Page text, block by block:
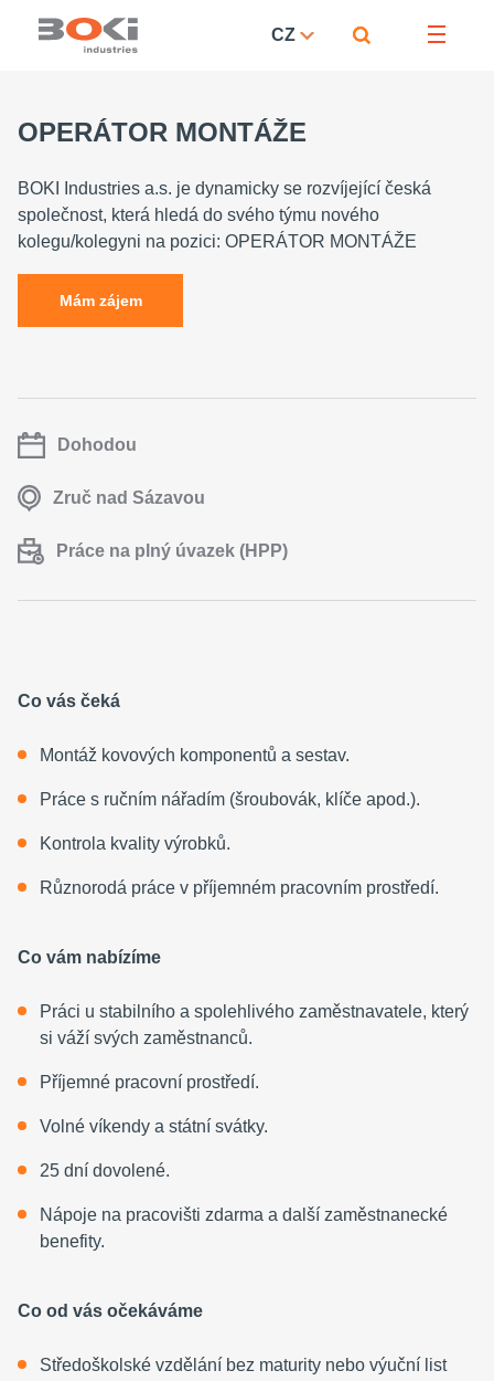
CZ
OPERÁTOR MONTÁŽE
BOKI Industries a.s. je dynamicky se rozvíjející česká
společnost, která hledá do svého týmu nového
kolegu/kolegyni na pozici: OPERÁTOR MONTÁŽE
Mám zájem
Dohodou
Zruč nad Sázavou
Práce na plný úvazek (HPP)
Co vás čeká
Montáž kovových komponentů a sestav.
Práce s ručním nářadím (šroubovák, klíče apod.).
Kontrola kvality výrobků.
Různorodá práce v příjemném pracovním prostředí.
Co vám nabízíme
Práci u stabilního a spolehlivého zaměstnavatele, který
si váží svých zaměstnanců.
Příjemné pracovní prostředí.
Volné víkendy a státní svátky.
25 dní dovolené.
Nápoje na pracovišti zdarma a další zaměstnanecké
benefity.
Co od vás očekáváme
Středoškolské vzdělání bez maturity nebo výuční list